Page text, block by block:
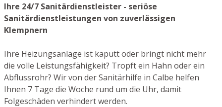
Ihre 24/7 Sanitärdienstleister - seriöse
Sanitärdienstleistungen von zuverlässigen
Klempnern
Ihre Heizungsanlage ist kaputt oder bringt nicht mehr
die volle Leistungsfähigkeit? Tropft ein Hahn oder ein
Abflussrohr? Wir von der Sanitärhilfe in Calbe helfen
Ihnen 7 Tage die Woche rund um die Uhr, damit
Folgeschäden verhindert werden.